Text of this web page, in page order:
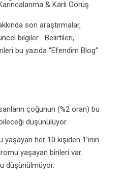
& Karlı Görüş
son araştırmalar,
bilgiler… Belirtileri,
bu yazıda “Efendim Blog”
çoğunun (%2 oran) bu
düşünülüyor.
her 10 kişiden 1’inin
yaşayan birileri var.
düşünülmüyor.